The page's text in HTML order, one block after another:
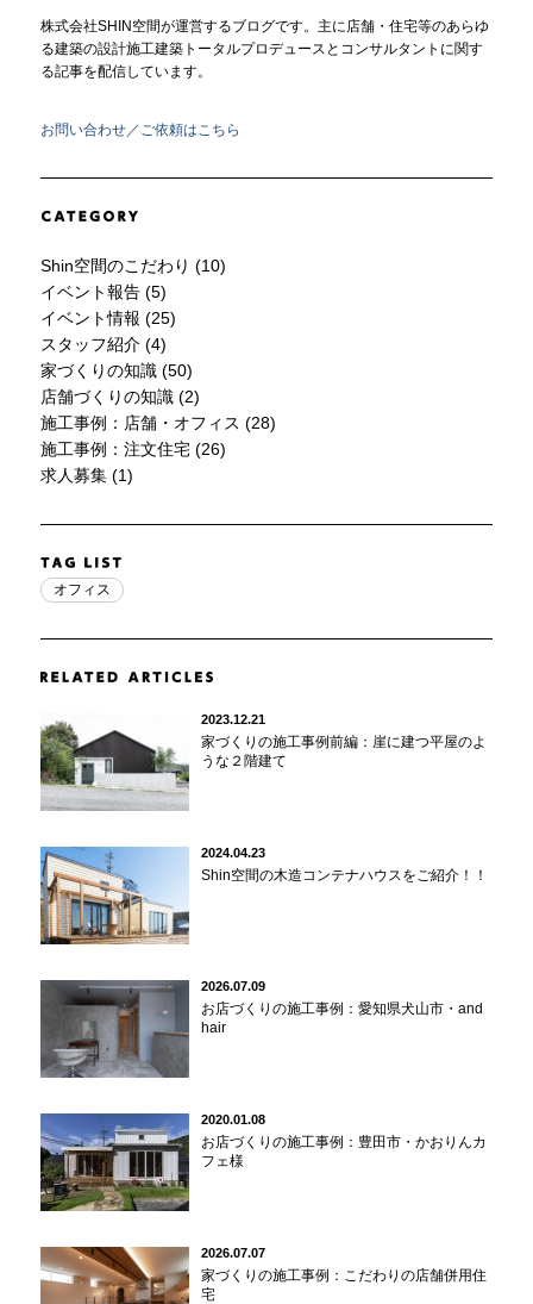
株式会社SHIN空間が運営するブログです。主に店舗・住宅等のあらゆ
る建築の設計施工建築トータルプロデュースとコンサルタントに関す
る記事を配信しています。
お問い合わせ／ご依頼はこちら
Shin空間のこだわり (10)
イベント報告 (5)
イベント情報 (25)
スタッフ紹介 (4)
家づくりの知識 (50)
店舗づくりの知識 (2)
施工事例：店舗・オフィス (28)
施工事例：注文住宅 (26)
求人募集 (1)
オフィス
2023.12.21
家づくりの施工事例前編：崖に建つ平屋のよ
うな２階建て
2024.04.23
Shin空間の木造コンテナハウスをご紹介！！
2026.07.09
お店づくりの施工事例：愛知県犬山市・and
hair
2020.01.08
お店づくりの施工事例：豊田市・かおりんカ
フェ様
2026.07.07
家づくりの施工事例：こだわりの店舗併用住
宅